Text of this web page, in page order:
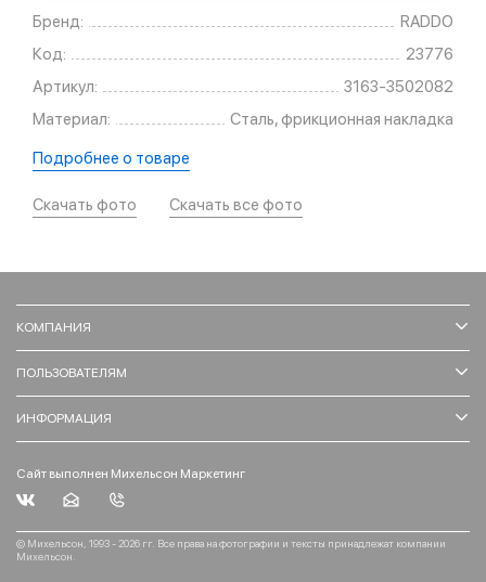
Бренд:
RADDO
Код:
23776
Артикул:
3163-3502082
Материал:
Сталь, фрикционная накладка
Подробнее о товаре
Скачать фото Скачать все фото
КОМПАНИЯ
ПОЛЬЗОВАТЕЛЯМ
ИНФОРМАЦИЯ
Сайт выполнен Михельсон Маркетинг
© Михельсон, 1993 - 2026 гг. Все права на фотографии и тексты принадлежат компании
Михельсон.